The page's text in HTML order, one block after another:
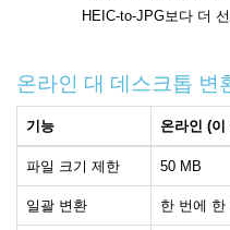
HEIC-to-JPG보다 더
온라인 대 데스크톱 변
기능 온라인 (이
파일 크기 제한 50 MB
일괄 변환 한 번에 한